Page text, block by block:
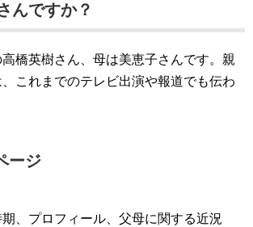
んですか？
橋英樹さん、母は美恵子さんです。親
これまでのテレビ出演や報道でも伝わ
ージ
、プロフィール、父母に関する近況